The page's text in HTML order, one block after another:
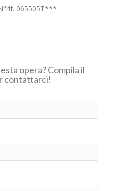
065505T***
opera? Compila il
contattarci!